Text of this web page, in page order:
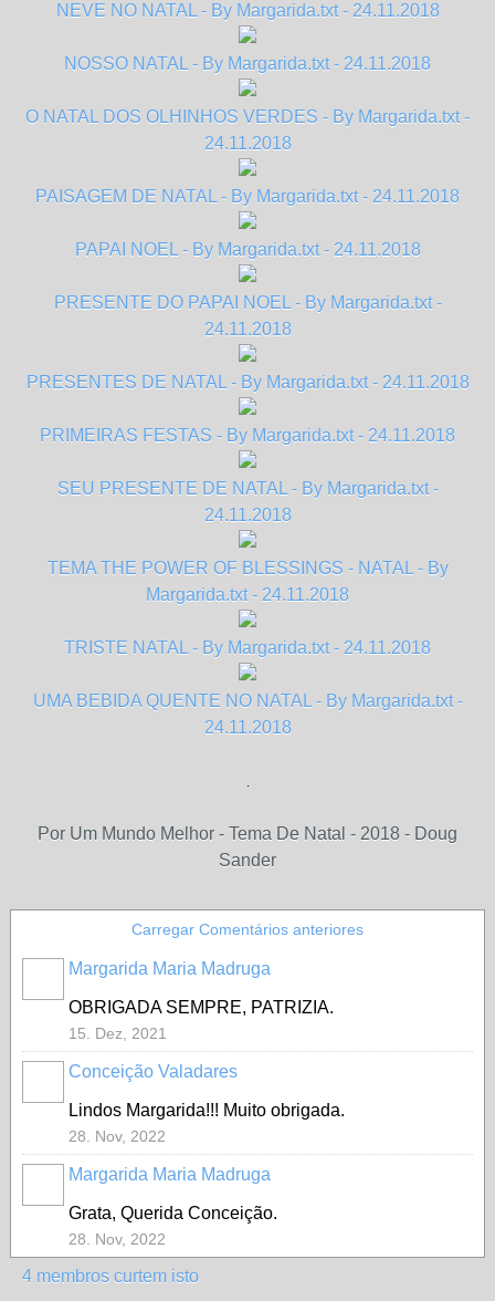
NEVE NO NATAL - By Margarida.txt - 24.11.2018
NOSSO NATAL - By Margarida.txt - 24.11.2018
O NATAL DOS OLHINHOS VERDES - By Margarida.txt -
24.11.2018
PAISAGEM DE NATAL - By Margarida.txt - 24.11.2018
PAPAI NOEL - By Margarida.txt - 24.11.2018
PRESENTE DO PAPAI NOEL - By Margarida.txt -
24.11.2018
PRESENTES DE NATAL - By Margarida.txt - 24.11.2018
PRIMEIRAS FESTAS - By Margarida.txt - 24.11.2018
SEU PRESENTE DE NATAL - By Margarida.txt -
24.11.2018
TEMA THE POWER OF BLESSINGS - NATAL - By
Margarida.txt - 24.11.2018
TRISTE NATAL - By Margarida.txt - 24.11.2018
UMA BEBIDA QUENTE NO NATAL - By Margarida.txt -
24.11.2018
Por Um Mundo Melhor - Tema De Natal - 2018 - Doug
Sander
Carregar Comentários anteriores
Margarida Maria Madruga
OBRIGADA SEMPRE, PATRIZIA.
15. Dez, 2021
Conceição Valadares
Lindos Margarida!!! Muito obrigada.
28. Nov, 2022
Margarida Maria Madruga
Grata, Querida Conceição.
28. Nov, 2022
4 membros curtem isto